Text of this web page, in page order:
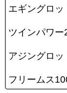
エギングロッ
ツインパワー
アジングロッ
フリームス